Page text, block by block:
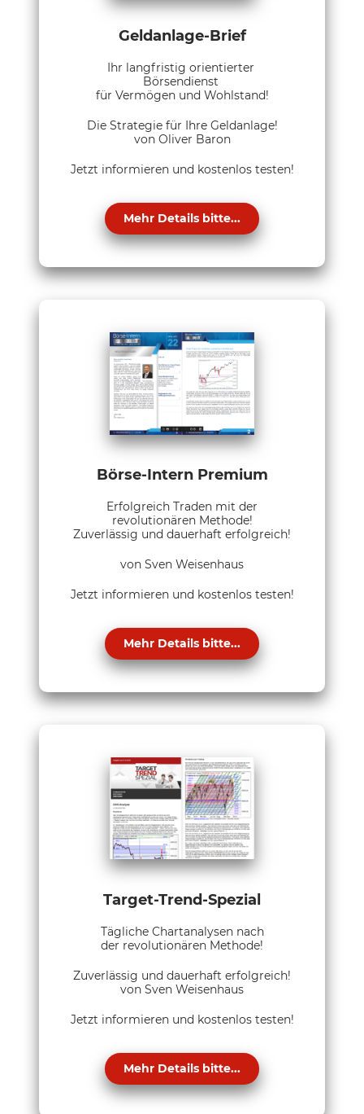
Geldanlage-Brief
Ihr langfristig orientierter
Börsendienst
für Vermögen und Wohlstand!
Die Strategie für Ihre Geldanlage!
von Oliver Baron
Jetzt informieren und kostenlos testen!
Mehr Details bitte...
Börse-Intern Premium
Erfolgreich Traden mit der
revolutionären Methode!
Zuverlässig und dauerhaft erfolgreich!
von Sven Weisenhaus
Jetzt informieren und kostenlos testen!
Mehr Details bitte...
Target-Trend-Spezial
Tägliche Chartanalysen nach
der revolutionären Methode!
Zuverlässig und dauerhaft erfolgreich!
von Sven Weisenhaus
Jetzt informieren und kostenlos testen!
Mehr Details bitte...